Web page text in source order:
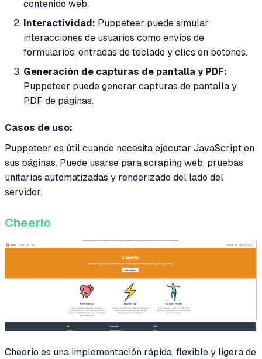
contenido web.
Interactividad: Puppeteer puede simular
interacciones de usuarios como envíos de
formularios, entradas de teclado y clics en botones.
Generación de capturas de pantalla y PDF:
Puppeteer puede generar capturas de pantalla y
PDF de páginas.
Casos de uso:
Puppeteer es útil cuando necesita ejecutar JavaScript en
sus páginas. Puede usarse para scraping web, pruebas
unitarias automatizadas y renderizado del lado del
servidor.
Cheerio
Cheerio es una implementación rápida, flexible y ligera de